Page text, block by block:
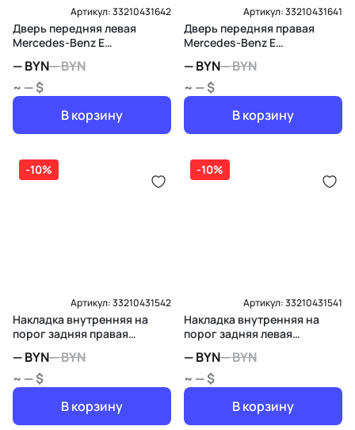
Артикул:33210431642
Дверь передняя левая
Mercedes-Benz E
—BYN—BYN
~ — $
В корзину
Артикул:33210431641
Дверь передняя правая
Mercedes-Benz E
—BYN—BYN
~ — $
В корзину
-10%
Артикул:33210431542
Накладка внутренняя на
порог задняя правая
W212/S212/C207/A207
—BYN—BYN
~ — $
В корзину
-10%
Артикул:33210431541
Накладка внутренняя на
порог задняя левая
W212/S212/C207/A207
—BYN—BYN
~ — $
В корзину